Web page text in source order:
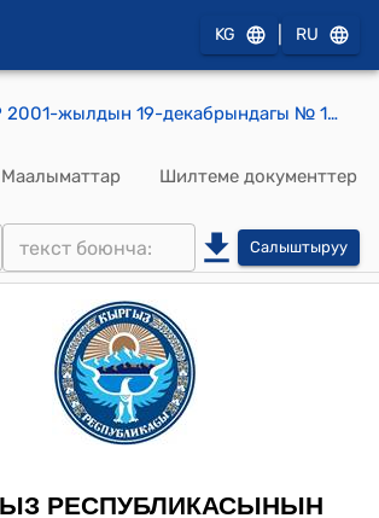
KG RU
КР 2001-жылдын 19-декабрындагы № 111 "Кыргыз Республикасындагы калкты социалдык жактан тейлөөнүн негиздери жөнүндө" Мыйзамы
Маалыматтар Шилтеме документтер
Салыштыруу